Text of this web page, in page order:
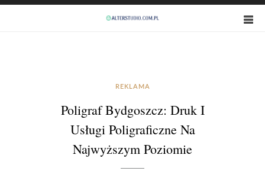
REKLAMA
Poligraf Bydgoszcz: Druk I
Usługi Poligraficzne Na
Najwyższym Poziomie